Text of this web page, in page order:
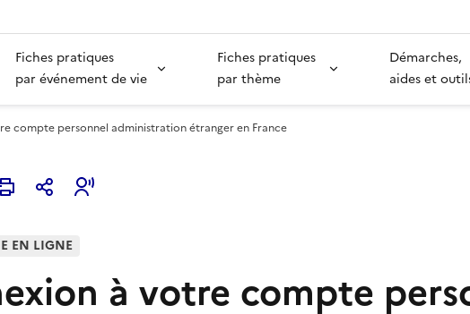
Fiches pratiques
par événement de vie
Fiches pratiques
par thème
Démarches,
aides et
compte personnel administration étranger en France
favoris
EN LIGNE
à votre compte